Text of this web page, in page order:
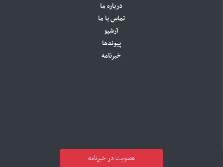
درباره ما
تماس با ما
آرشیو
پیوندها
خبرنامه
عضویت در خبرنامه